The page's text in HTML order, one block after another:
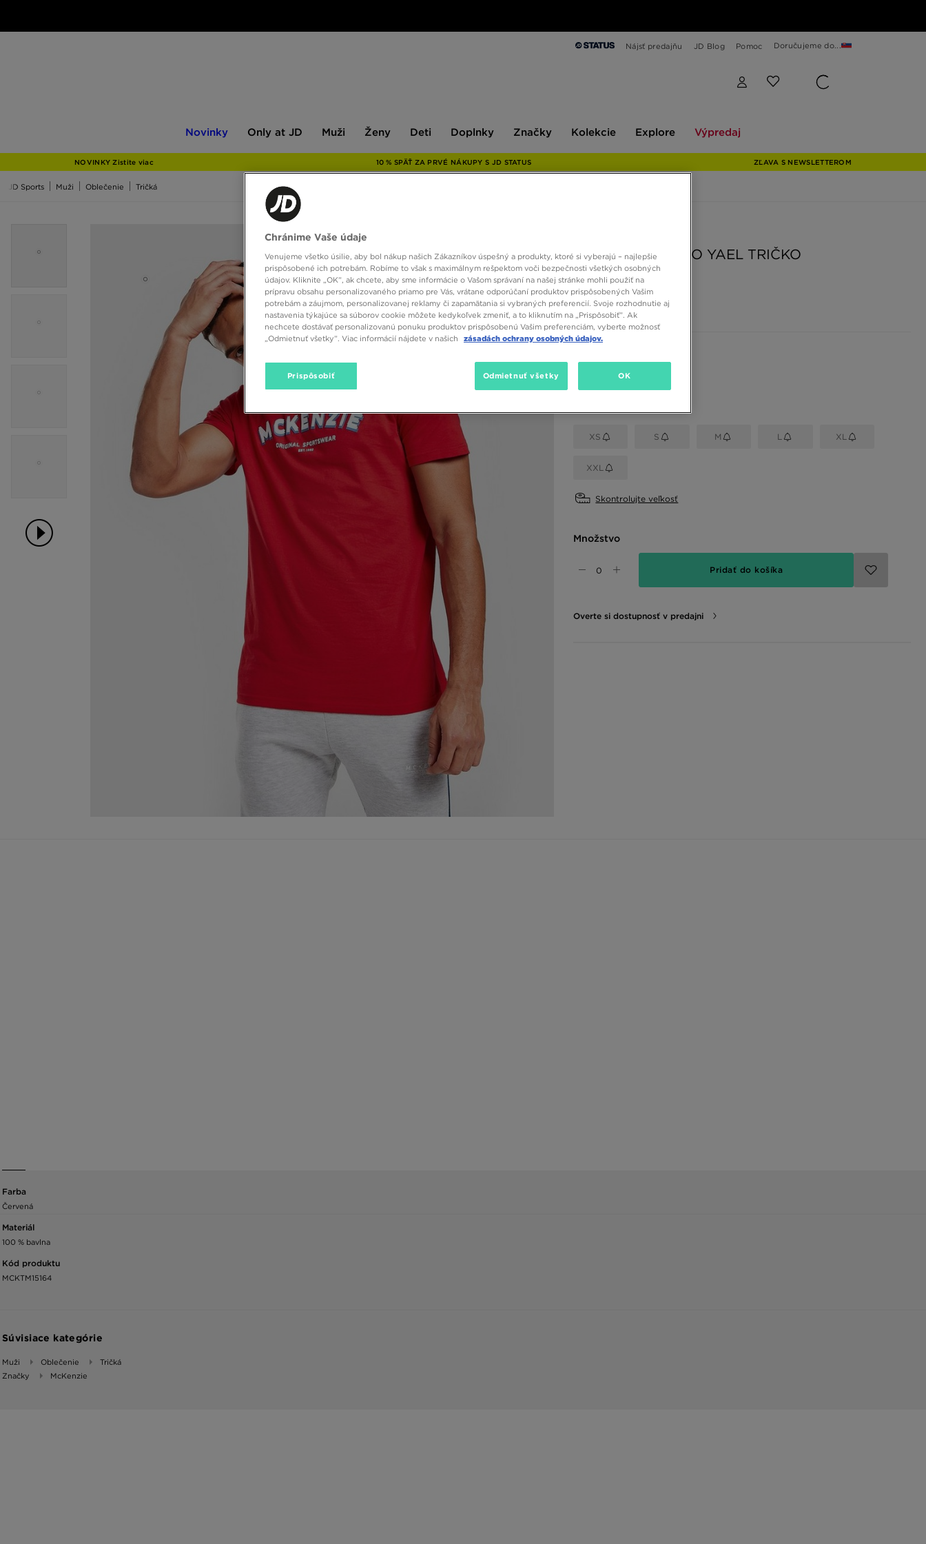
Nájsť predajňu JD Blog Pomoc Doručujeme do...
Novinky
JD
Only at JD Muži Ženy Deti Doplnky Značky Kolekcie Explore Výpredaj
NOVINKY Zistite viac 10 % SPÄŤ ZA PRVÉ NÁKUPY S JD STATUS ZĽAVA S NEWSLETTEROM
JD Sports Muži Oblečenie Tričká
McKENZIE TRIČKO YAEL TRIČKO
6,00 €
XS S M L XL
XXL
Skontrolujte veľkosť
Množstvo
Pridať do košíka
Overte si dostupnosť v predajni
Farba
Červená
Materiál
100 % bavlna
Kód produktu
MCKTM15164
Súvisiace kategórie
Muži Oblečenie
Tričká
Značky
McKenzie
Chránime Vaše údaje
Venujeme všetko úsilie, aby bol nákup našich Zákazníkov úspešný a produkty, ktoré si vyberajú – najlepšie
prispôsobené ich potrebám. Robíme to však s maximálnym rešpektom voči bezpečnosti všetkých osobných
údajov. Kliknite „OK”, ak chcete, aby sme informácie o Vašom správaní na našej stránke mohli použiť na
prípravu obsahu personalizovaného priamo pre Vás, vrátane odporúčaní produktov prispôsobených Vašim
potrebám a záujmom, personalizovanej reklamy či zapamätania si vybraných preferencií. Svoje rozhodnutie aj
nastavenia týkajúce sa súborov cookie môžete kedykoľvek zmeniť, a to kliknutím na „Prispôsobiť”. Ak
nechcete dostávať personalizovanú ponuku produktov prispôsobenú Vašim preferenciám, vyberte možnosť
„Odmietnuť všetky”. Viac informácií nájdete v našich
zásadách ochrany osobných údajov.
Prispôsobiť Odmietnuť všetky OK